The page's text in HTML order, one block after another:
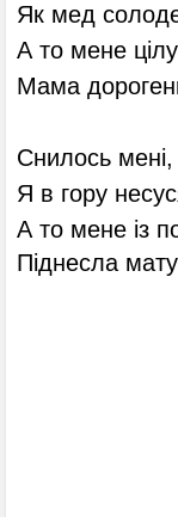
Як мед
А то мене
Мама
Снилось
Я в гору
А то мене із
Піднесла